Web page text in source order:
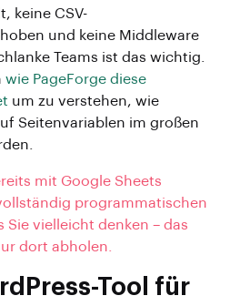
keine CSV-
und keine Middleware
Teams ist das wichtig.
wie PageForge diese
um zu verstehen, wie
Seitenvariablen im großen
mit Google Sheets
programmatischen
Sie vielleicht denken – das
dort abholen.
Tool für